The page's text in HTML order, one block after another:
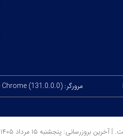
مرورگر: Google Chrome (131.0.0.0)
پنجشنبه ۱۵ مرداد ۱۴۰۵